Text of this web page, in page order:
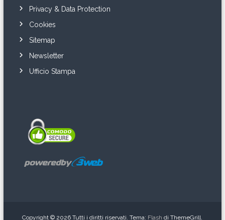
Privacy & Data Protection
Cookies
Sitemap
Newsletter
Ufficio Stampa
Copyright © 2026Tutti i diritti riservati. Tema: Flash di ThemeGrill.